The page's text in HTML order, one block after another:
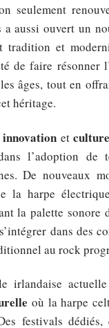
seulement
a aussi ouvert un
tradition et
de faire résonner
âges, tout en
héritage.
innovation et
l’adoption de
De nouveaux
la harpe
la palette sonore
dans des
au rock
irlandaise
où la harpe
festivals dédiés,